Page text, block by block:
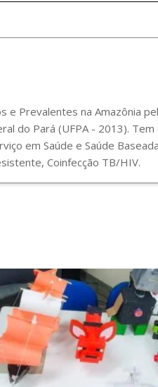
e Prevalentes na Amazônia
do Pará (UFPA - 2013).
em Saúde e Saúde
Coinfecção TB/HIV.